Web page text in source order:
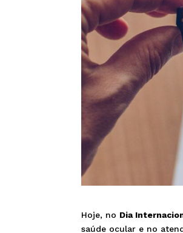
Hoje, no Dia
saúde ocular e no